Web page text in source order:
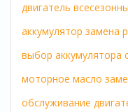
двигатель
аккумулятор замена
выбор аккумулятора
моторное масло
обслуживание